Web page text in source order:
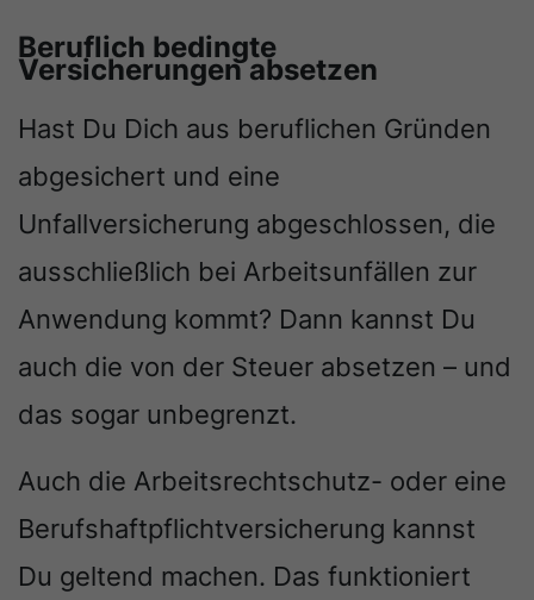
Beruflich bedingte
Versicherungen absetzen
Hast Du Dich aus beruflichen Gründen
abgesichert und eine
Unfallversicherung abgeschlossen, die
ausschließlich bei Arbeitsunfällen zur
Anwendung kommt? Dann kannst Du
auch die von der Steuer absetzen – und
das sogar unbegrenzt.
Auch die Arbeitsrechtschutz- oder eine
Berufshaftpflichtversicherung kannst
Du geltend machen. Das funktioniert